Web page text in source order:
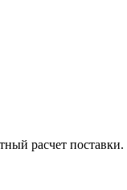
расчет поставки.